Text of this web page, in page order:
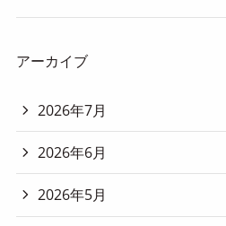
アーカイブ
2026年7月
2026年6月
2026年5月